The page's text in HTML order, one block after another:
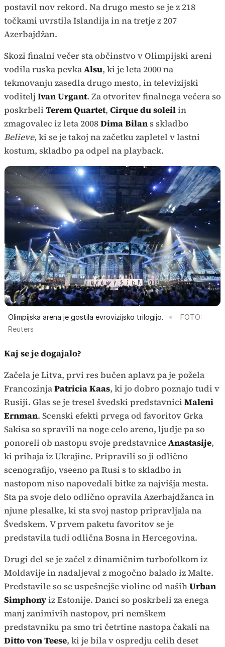
postavil nov rekord. Na drugo mesto se je z 218
točkami uvrstila Islandija in na tretje z 207
Azerbajdžan.
Skozi finalni večer sta občinstvo v Olimpijski areni
vodila ruska pevkaAlsu, ki je leta 2000 na
tekmovanju zasedla drugo mesto, in televizijski
voditelj Ivan Urgant. Za otvoritev finalnega večera so
poskrbeli Terem Quartet, Cirque du soleilin
zmagovalec iz leta 2008Dima Bilans skladbo
Believe, ki se je takoj na začetku zapletel v lastni
kostum, skladbo pa odpel na playback.
Olimpijska arena je gostila evrovizijsko trilogijo.
FOTO:
Reuters
Kaj se je dogajalo?
Začela je Litva, prvi res bučen aplavz pa je požela
FrancozinjaPatricia Kaas, ki jo dobro poznajo tudi v
Rusiji. Glas se je tresel švedski predstavnici Maleni
Ernman. Scenski efekti prvega od favoritov Grka
Sakisa so spravili na noge celo areno, ljudje pa so
ponoreli ob nastopu svoje predstavniceAnastasije,
ki prihaja iz Ukrajine. Pripravili so ji odlično
scenografijo, vseeno pa Rusi s to skladbo in
nastopom niso napovedali bitke za najvišja mesta.
Sta pa svoje delo odlično opravila Azerbajdžanca in
njune plesalke, ki sta svoj nastop pripravljala na
Švedskem. V prvem paketu favoritov se je
predstavila tudi odlična Bosna in Hercegovina.
Drugi del se je začel z dinamičnim turbofolkom iz
Moldavije in nadaljeval z mogočno balado iz Malte.
Predstavile so se uspešnejše violine od našihUrban
Simphonyiz Estonije. Danci so poskrbeli za enega
manj zanimivih nastopov, pri nemškem
predstavniku pa smo tri četrtine nastopa čakali na
Ditto von Teese, ki je bila v ospredju celih deset